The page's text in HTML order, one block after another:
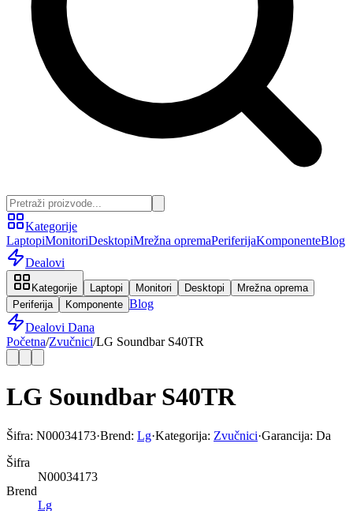
Kategorije
LaptopiMonitoriDesktopiMrežna opremaPeriferijaKomponenteBlog
Dealovi
Kategorije Laptopi Monitori Desktopi
Mrežna oprema
Periferija
Komponente Blog
Dealovi Dana
Početna/Zvučnici/LG Soundbar S40TR
LG Soundbar S40TR
Šifra: N00034173·Brend: Lg·Kategorija: Zvučnici·Garancija: Da
Šifra
N00034173
Brend
Lg